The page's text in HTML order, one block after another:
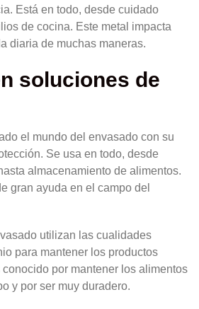
Está en todo, desde cuidado
de cocina. Este metal impacta
diaria de muchas maneras.
soluciones de
el mundo del envasado con su
Se usa en todo, desde
almacenamiento de alimentos.
gran ayuda en el campo del
utilizan las cualidades
para mantener los productos
por mantener los alimentos
y por ser muy duradero.